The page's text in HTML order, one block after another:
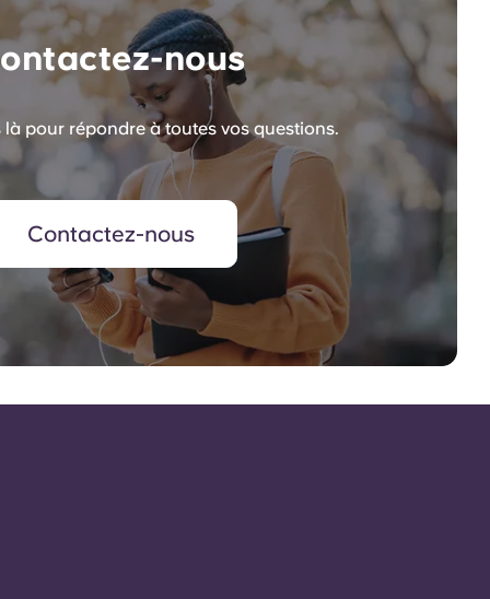
nous
là pour répondre à toutes vos questions.
Contactez-nous